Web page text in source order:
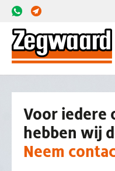
Voor iedere
hebben wij
Neem